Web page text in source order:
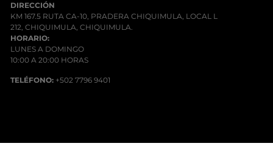
DIRECCIÓN
KM 167.5 RUTA CA-10, PRADERA CHIQUIMULA, LOCAL L
212, CHIQUIMULA, CHIQUIMULA.
HORARIO:
LUNES A DOMINGO
10:00 A 20:00 HORAS
TELÉFONO: +502 7796 9401